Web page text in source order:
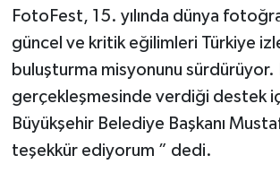
FotoFest, 15. yılında dünya
güncel ve kritik eğilimleri Türkiye
buluşturma misyonunu sürdürüyor.
gerçekleşmesinde verdiği destek
Büyükşehir Belediye Başkanı
teşekkür ediyorum ” dedi.